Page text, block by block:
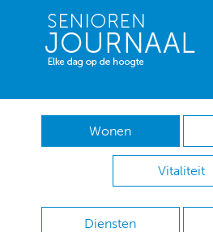
Wonen
Vitaliteit
Diensten